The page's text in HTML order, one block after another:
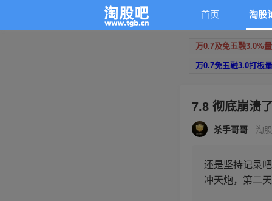
首页 淘股
万0.7及免五融3.0%
万0.7免五融3.0打板
7.8 彻底崩溃
杀手哥哥 淘
还是坚持记录
冲天炮，第二